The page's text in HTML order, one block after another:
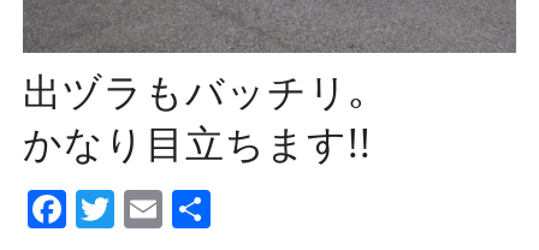
出ヅラもバッチリ｡
かなり目立ちます!!
Facebook
Twitter
EmailShare